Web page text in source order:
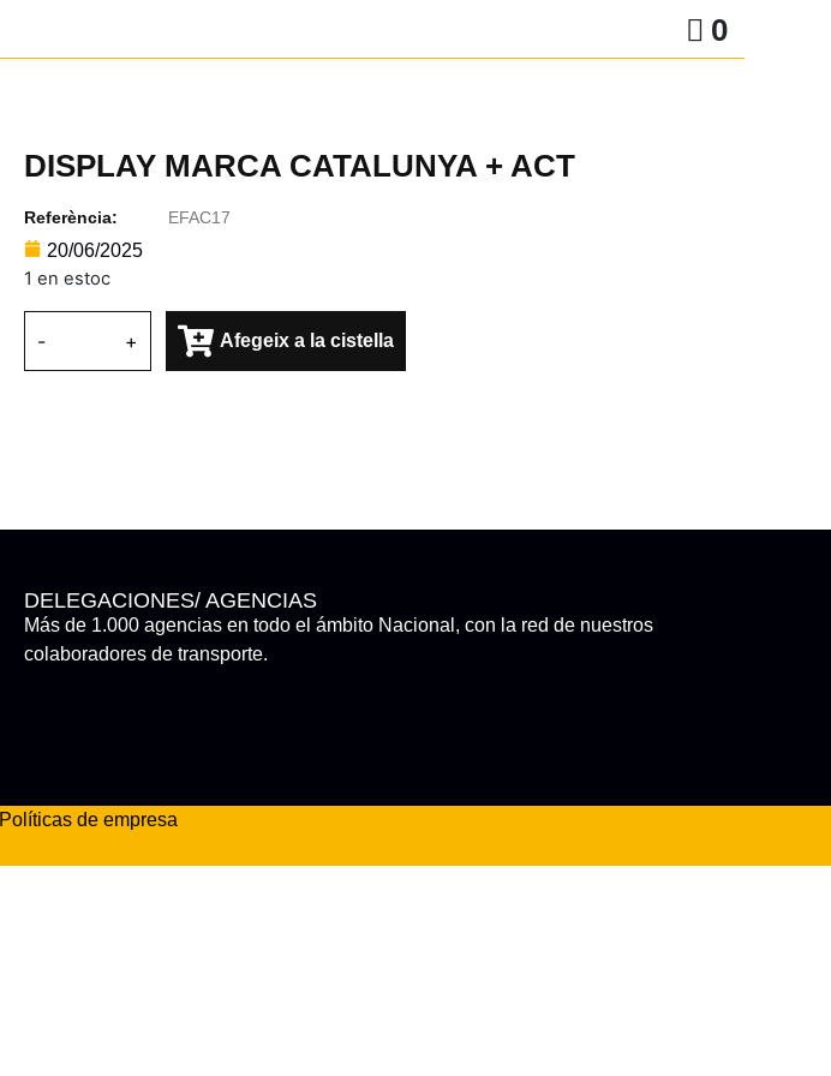
0
DISPLAY MARCA CATALUNYA + ACT
Referència: EFAC17
20/06/2025
1 en estoc
- + Afegeix a la cistella
DELEGACIONES/ AGENCIAS
Más de 1.000 agencias en todo el ámbito Nacional, con la red de nuestros
colaboradores de transporte.
Políticas de empresa